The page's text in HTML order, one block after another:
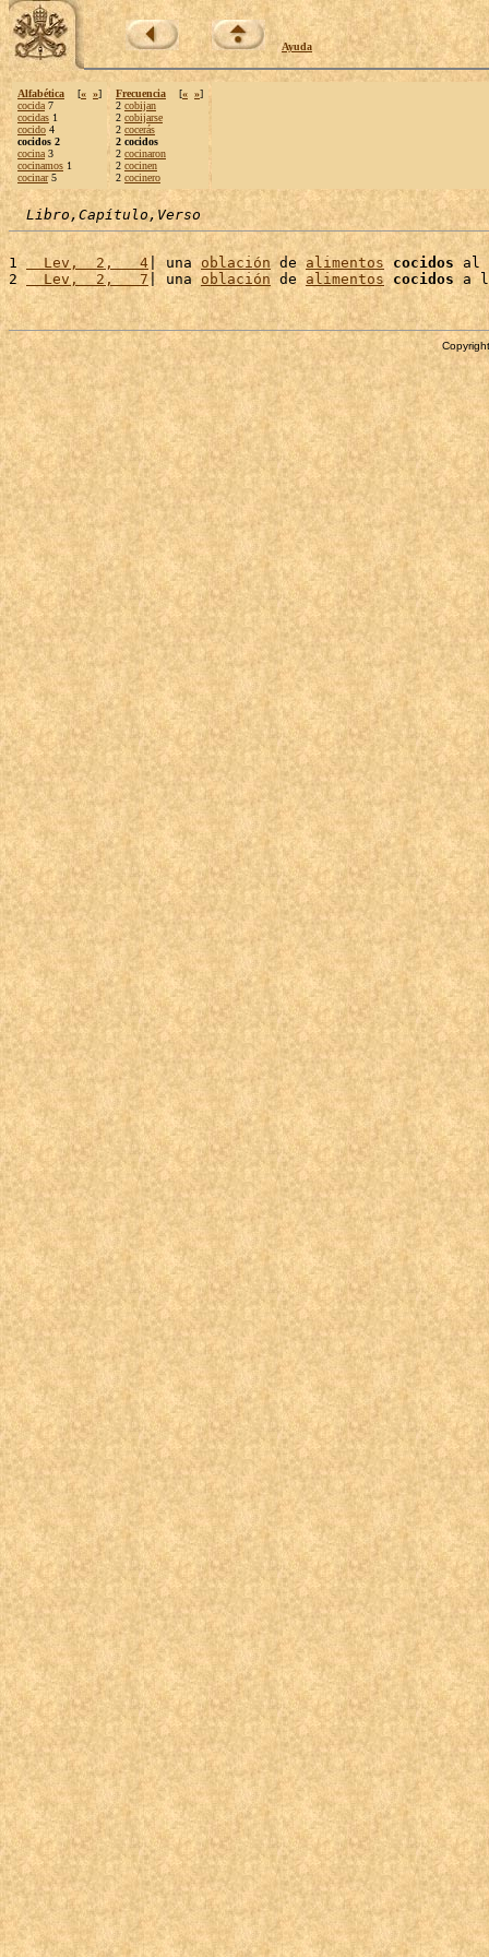
Ayuda
Alfabética [« »]
cocida 7
cocidas 1
cocido 4
cocidos 2
cocina 3
cocinamos 1
cocinar5
Frecuencia [« »]
2 cobijan
2 cobijarse
2 cocerás
2 cocidos
2 cocinaron
2 cocinen
2 cocinero
Libro,Capítulo,Verso
1
  Lev,  2,   4
| una oblación de alimentos cocidos al
2
  Lev,  2,   7
| una oblación de alimentos cocidos a